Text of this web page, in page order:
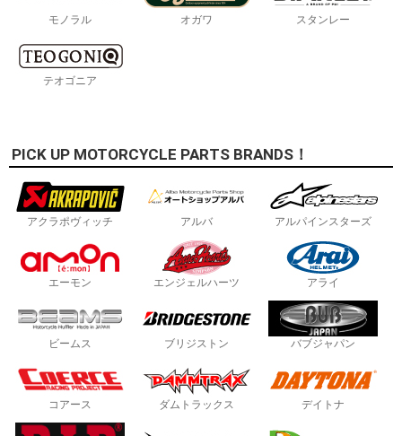
モノラル オガワ スタンレー
テオゴニア
PICK UP MOTORCYCLE PARTS BRANDS！
アクラポヴィッチ アルバ アルパインスターズ
エーモン エンジェルハーツ アライ
ビームス ブリジストン バブジャパン
コアース ダムトラックス デイトナ